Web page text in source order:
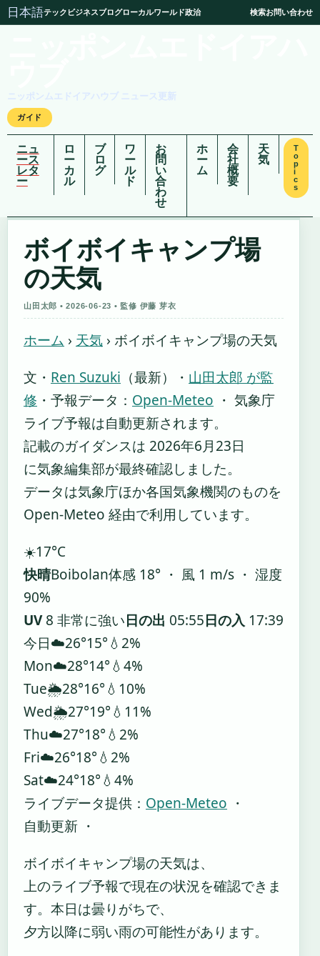
日本語テック ビジネスブログローカルワールド政治 検索お問い合わせ
ニッポンムエドイアハウブ ニュース更新
ガイド
ニュ
ース
レタ
ー
ロ
ー
カ
ル
ブ
ロ
グ
ワ
ー
ル
ド
お
問
い
合
わ
せ
ホ
ー
ム
会
社
概
要
天
気
T
o
p
i
c
s
ボイボイキャンプ場
の天気
山田太郎 • 2026-06-23 • 監修 伊藤 芽衣
ホーム › 天気 › ボイボイキャンプ場の天気
文・ Ren Suzuki （最新） ・ 山田太郎 が監
修 ・ 予報データ： Open-Meteo ・ 気象庁
ライブ予報は自動更新されます。
記載のガイダンスは 2026年6月23日
に気象編集部が最終確認しました。
データは気象庁ほか各国気象機関のものを
Open-Meteo 経由で利用しています。
☀️17°C
快晴Boibolan体感 18° ・ 風 1 m/s ・ 湿度
90%
UV8 非常に強い日の出 05:55日の入 17:39
今日☁️26°15°💧2%
Mon☁️28°14°💧4%
Tue🌦️28°16°💧10%
Wed🌦️27°19°💧11%
Thu☁️27°18°💧2%
Fri☁️26°18°💧2%
Sat☁️24°18°💧4%
ライブデータ提供： Open-Meteo ・
自動更新 ・
ボイボイキャンプ場の天気は、
上のライブ予報で現在の状況を確認できま
す。本日は曇りがちで、
夕方以降に弱い雨の可能性があります。